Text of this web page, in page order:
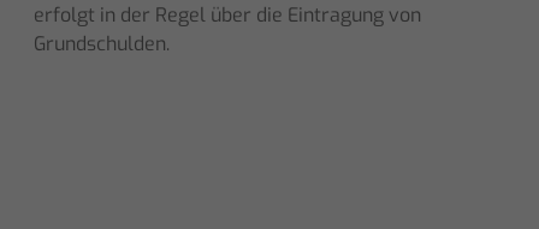
erfolgt in der Regel über die Eintragung von
Grundschulden.